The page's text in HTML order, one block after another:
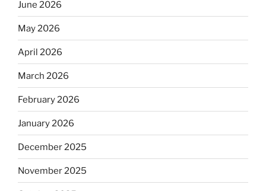
June 2026
May 2026
April 2026
March 2026
February 2026
January 2026
December 2025
November 2025